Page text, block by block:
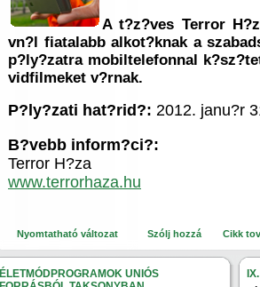
A t?z?ves Terror
vn?l fiatalabb alkot?knak a
p?ly?zatra mobiltelefonnal
vidfilmeket v?rnak.
P?ly?zati hat?rid?: 2012. janu?r
B?vebb inform?ci?:
Terror H?za
www.terrorhaza.hu
Nyomtatható változat Szólj hozzá Cikk
ÉLETMÓDPROGRAMOK UNIÓS